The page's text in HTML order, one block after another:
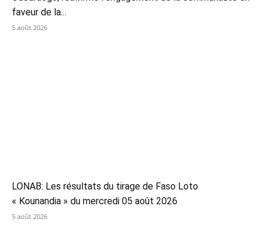
faveur de la...
5 août 2026
LONAB: Les résultats du tirage de Faso Loto
« Kounandia » du mercredi 05 août 2026
5 août 2026